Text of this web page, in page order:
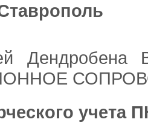
Дендробена
учета